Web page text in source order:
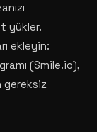
yükler.
ekleyin:
(Smile.io),
gereksiz